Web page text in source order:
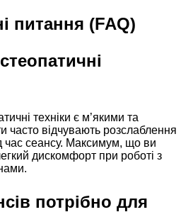
питання (FAQ)
техніки є м’якими та
часто відчувають розслаблення
час сеансу. Максимум, що ви
дискомфорт при роботі з
потрібно для